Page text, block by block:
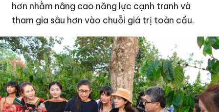
hơn nhằm nâng cao năng lực cạnh tranh và
tham gia sâu hơn vào chuỗi giá trị toàn cầu.